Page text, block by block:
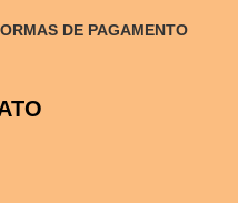
DE PAGAMENTO